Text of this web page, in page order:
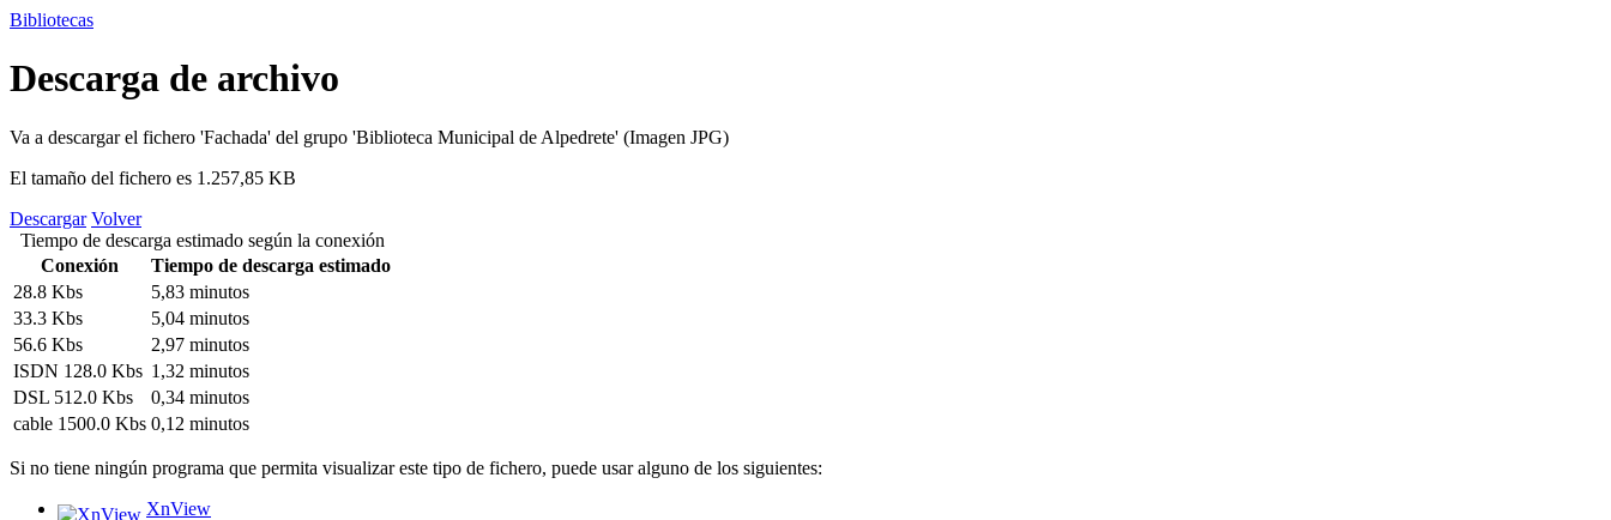
Bibliotecas
Descarga de archivo
Va a descargar el fichero 'Fachada' del grupo 'Biblioteca Municipal de Alpedrete' (Imagen JPG)
El tamaño del fichero es 1.257,85 KB
Descargar Volver
Tiempo de descarga estimado según la conexión
Conexión
Tiempo de descarga estimado
28.8 Kbs
5,83 minutos
33.3 Kbs
5,04 minutos
56.6 Kbs
2,97 minutos
ISDN 128.0 Kbs 1,32 minutos
DSL 512.0 Kbs
0,34 minutos
cable 1500.0 Kbs 0,12 minutos
Si no tiene ningún programa que permita visualizar este tipo de fichero, puede usar alguno de los siguientes:
XnView